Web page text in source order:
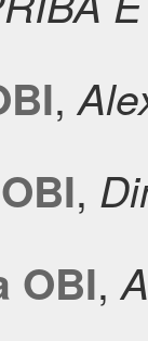
,
,
OBI,